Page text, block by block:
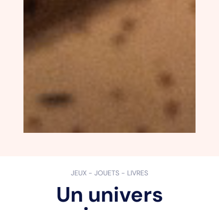
JEUX - JOUETS - LIVRES
Un univers